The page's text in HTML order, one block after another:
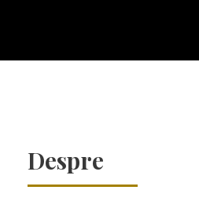
Despre